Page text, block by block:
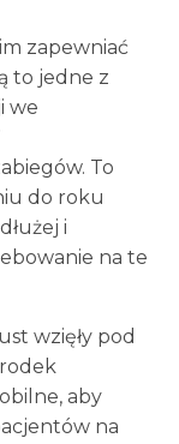
zapewniać
to jedne z
we
To
do roku
i
na te
wzięły pod
aby
na